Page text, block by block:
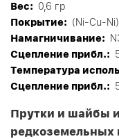
Вес: 0,6 гр
Покрытие: (Ni-Cu-Ni)
Намагничивание:
Сцепление прибл.:
Tемпература
Сцепление прибл.:
Прутки и шайбы
редкоземельных